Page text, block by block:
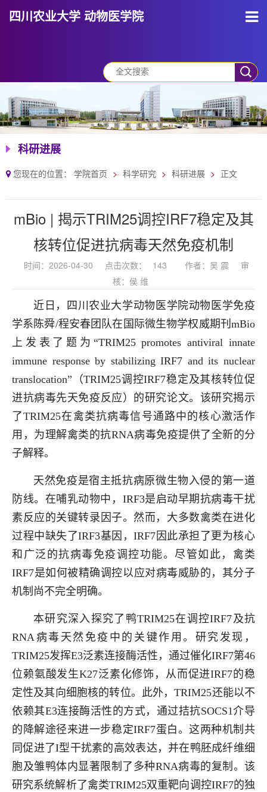
四川农业大学 动物医学院
科研进展
您现在的位置： 学院首页 科学研究 科研进展 正文
mBio | 揭示TRIM25调控IRF7稳定及其
核转位促进抗病毒天然免疫机制
时间：2026-04-30 点击次数： 143 作者：吴 震
审
核：侯 维
近日，四川农业大学动物医学院动物医学免疫
学系陈舜/程安春团队在国际微生物学权威期刊mBio
上发表了题为“TRIM25 promotes antiviral innate
immune response by stabilizing IRF7 and its nuclear
translocation”（TRIM25调控IRF7稳定及其核转位促
进抗病毒先天免疫反应）的研究论文。该研究揭示
了TRIM25在禽类抗病毒信号通路中的核心激活作
用，为理解禽类的抗RNA病毒免疫提供了全新的分
子解释。
天然免疫是宿主抵抗病原微生物入侵的第一道
防线。在哺乳动物中，IRF3是启动早期抗病毒干扰
素反应的关键转录因子。然而，大多数禽类在进化
过程中缺失了IRF3基因，IRF7因此承担了更为核心
和广泛的抗病毒免疫调控功能。尽管如此，禽类
IRF7是如何被精确调控以应对病毒威胁的，其分子
机制尚不完全明确。
本研究深入探究了鸭TRIM25在调控IRF7及抗
RNA病毒天然免疫中的关键作用。研究发现，
TRIM25发挥E3泛素连接酶活性，通过催化IRF7第46
位赖氨酸发生K27泛素化修饰，从而促进IRF7的稳
定性及其向细胞核的转位。此外，TRIM25还能以不
依赖其E3连接酶活性的方式，通过拮抗SOCS1介导
的降解途径来进一步稳定IRF7蛋白。这两种机制共
同促进了I型干扰素的高效表达，并在鸭胚成纤维细
胞及雏鸭体内显著限制了多种RNA病毒的复制。该
研究系统解析了禽类TRIM25双重靶向调控IRF7的独